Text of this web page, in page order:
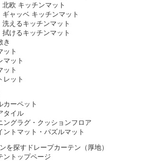
北欧 キッチンマット
ギャッベ キッチンマット
洗えるキッチンマット
拭けるキッチンマット
き
ット
マット
ット
レット
カーペット
タイル
ングラグ・クッションフロア
ントマット・パズルマット
ドレープカーテン（厚地）
ントップページ